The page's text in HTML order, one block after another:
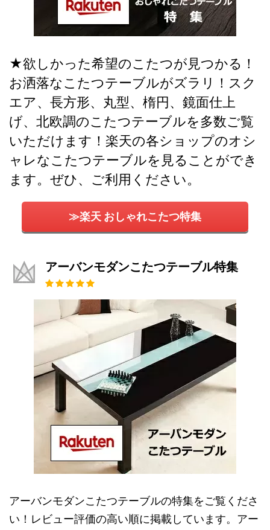
★欲しかった希望のこたつが見つかる！
お洒落なこたつテーブルがズラリ！スク
エア、長方形、丸型、楕円、鏡面仕上
げ、北欧調のこたつテーブルを多数ご覧
いただけます！楽天の各ショップのオシ
ャレなこたつテーブルを見ることができ
ます。ぜひ、ご利用ください。
≫楽天 おしゃれこたつ特集
アーバンモダンこたつテーブル特集
アーバンモダンこたつテーブルの特集をご覧くださ
い！レビュー評価の高い順に掲載しています。アー